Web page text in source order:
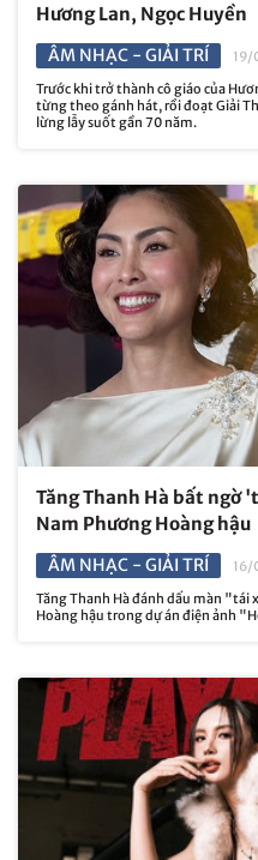
Hương Lan, Ngọc Huyền
ÂM NHẠC - GIẢI TRÍ
19/
Trước khi trở thành cô giáo của
từng theo gánh hát, rồi đoạt Giải
lừng lẫy suốt gần 70 năm.
Tăng Thanh Hà bất ngờ
Nam Phương Hoàng hậu
ÂM NHẠC - GIẢI TRÍ
16/
Tăng Thanh Hà đánh dấu màn "tái
Hoàng hậu trong dự án điện ảnh